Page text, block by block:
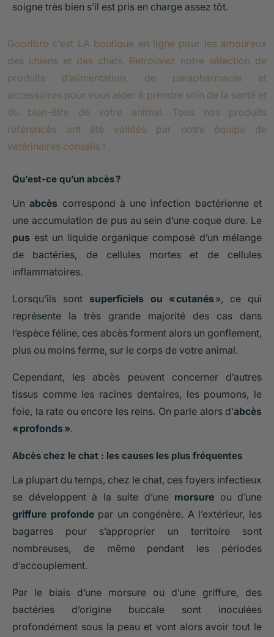
soigne très bien s’il est pris en charge assez tôt.
Goodbro c’est LA boutique en ligne pour les amoureux
des chiens et des chats. Retrouvez notre sélection de
produits d’alimentation, de parapharmacie et
accessoires pour vous aider à prendre soin de la santé et
du bien-être de votre animal. Tous nos produits
référencés ont été validés par notre équipe de
vétérinaires conseils !
Qu’est-ce qu’un abcès ?
Unabcès correspond à une infection bactérienne et
une accumulation de pus au sein d’une coque dure. Le
pus est un liquide organique composé d’un mélange
de bactéries, de cellules mortes et de cellules
inflammatoires.
Lorsqu’ils sont superficiels ou « cutanés», ce qui
représente la très grande majorité des cas dans
l’espèce féline, ces abcès forment alors un gonflement,
plus ou moins ferme, sur le corps de votre animal.
Cependant, les abcès peuvent concerner d’autres
tissus comme les racines dentaires, les poumons, le
foie, la rate ou encore les reins. On parle alors d’abcès
« profonds ».
Abcès chez le chat : les causes les plus fréquentes
La plupart du temps, chez le chat, ces foyers infectieux
se développent à la suite d’une morsure ou d’une
griffure profondepar un congénère. A l’extérieur, les
bagarres pour s’approprier un territoire sont
nombreuses, de même pendant les périodes
d’accouplement.
Par le biais d’une morsure ou d’une griffure, des
bactéries d’origine buccale sont inoculées
profondément sous la peau et vont alors avoir tout le